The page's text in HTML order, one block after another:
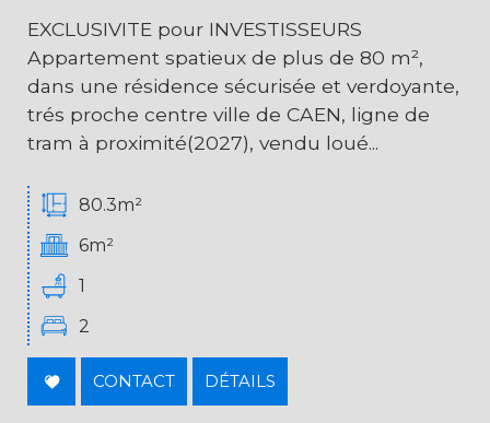
EXCLUSIVITE pour INVESTISSEURS
Appartement spatieux de plus de 80 m²,
dans une résidence sécurisée et verdoyante,
trés proche centre ville de CAEN, ligne de
tram à proximité(2027), vendu loué...
80.3m²
6m²
1
2
CONTACT DÉTAILS